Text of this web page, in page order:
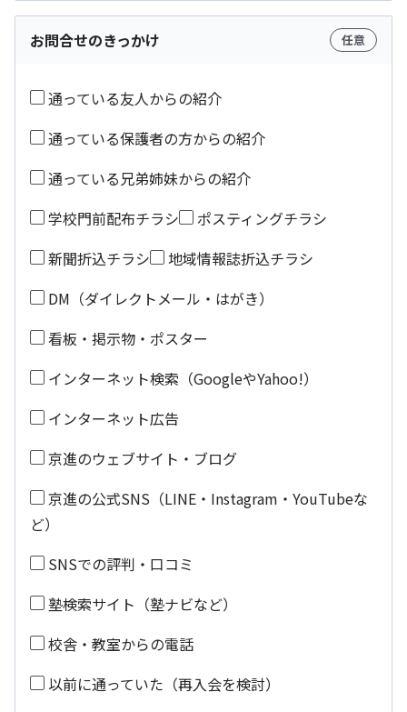
お問合せのきっかけ 任意
通っている友人からの紹介
通っている保護者の方からの紹介
通っている兄弟姉妹からの紹介
学校門前配布チラシ
ポスティングチラシ
新聞折込チラシ
地域情報誌折込チラシ
DM（ダイレクトメール・はがき）
看板・掲示物・ポスター
インターネット検索（GoogleやYahoo!）
インターネット広告
京進のウェブサイト・ブログ
京進の公式SNS（LINE・Instagram・YouTubeな
ど）
SNSでの評判・口コミ
塾検索サイト（塾ナビなど）
校舎・教室からの電話
以前に通っていた（再入会を検討）